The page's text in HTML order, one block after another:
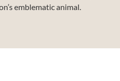
emblematic animal.